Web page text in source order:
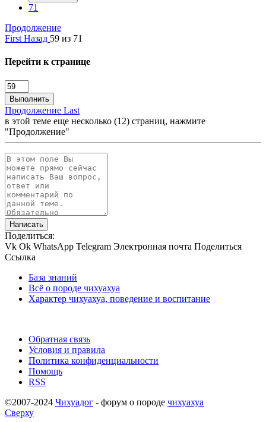
71
Продолжение
First Назад 59 из 71
Перейти к странице
Выполнить
Продолжение Last
в этой теме еще несколько (12) страниц, нажмите
"Продолжение"
Написать
Поделиться:
Vk Ok WhatsApp Telegram Электронная почта Поделиться
Ссылка
База знаний
Всё о породе чихуахуа
Характер чихуахуа, поведение и воспитание
Обратная связь
Условия и правила
Политика конфиденциальности
Помощь
RSS
©2007-2024 Чихуадог - форум о породе чихуахуа
Сверху